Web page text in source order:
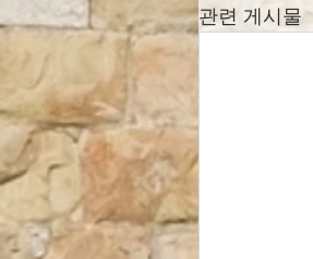
관련 게시물